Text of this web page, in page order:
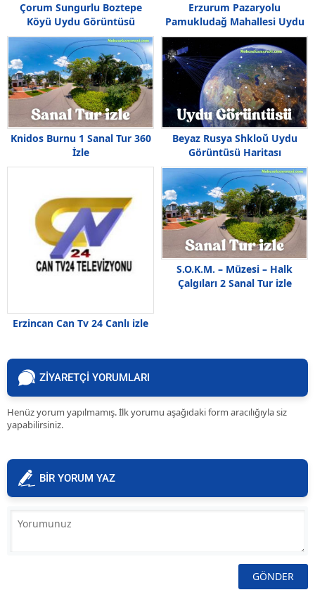
Çorum Sungurlu Boztepe
Köyü Uydu Görüntüsü
Erzurum Pazaryolu
Pamukludağ Mahallesi Uydu
Görüntüsü Haritası
Knidos Burnu 1 Sanal Tur 360
İzle
Beyaz Rusya Shkloŭ Uydu
Görüntüsü Haritası
Erzincan Can Tv 24 Canlı izle
S.O.K.M. – Müzesi – Halk
Çalgıları 2 Sanal Tur izle
ZİYARETÇİ YORUMLARI
Henüz yorum yapılmamış. İlk yorumu aşağıdaki form aracılığıyla siz
yapabilirsiniz.
BİR YORUM YAZ